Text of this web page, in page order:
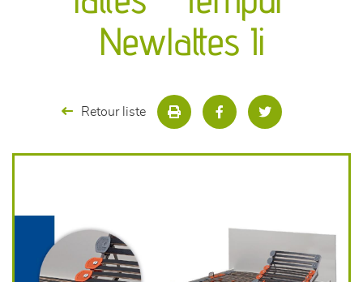
chambres et dressingNewlattes Ii
Retour liste